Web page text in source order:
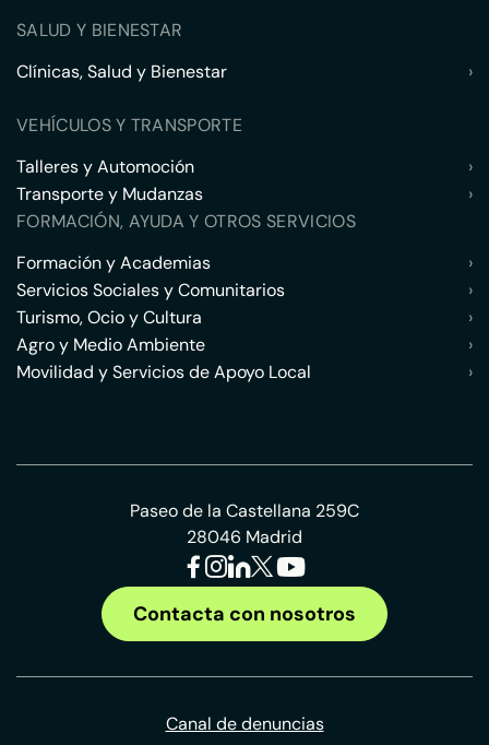
SALUD Y BIENESTAR
Clínicas, Salud y Bienestar
›
VEHÍCULOS Y TRANSPORTE
Talleres y Automoción
›
Transporte y Mudanzas
›
FORMACIÓN, AYUDA Y OTROS SERVICIOS
Formación y Academias
›
Servicios Sociales y Comunitarios
›
Turismo, Ocio y Cultura
›
Agro y Medio Ambiente
›
Movilidad y Servicios de Apoyo Local
›
Paseo de la Castellana 259C
28046 Madrid
Contacta con nosotros
Canal de denuncias